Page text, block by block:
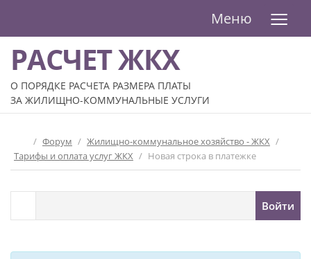
Меню ≡
РАСЧЕТ ЖКХ
О ПОРЯДКЕ РАСЧЕТА РАЗМЕРА ПЛАТЫ
ЗА ЖИЛИЩНО-КОММУНАЛЬНЫЕ УСЛУГИ
/ Форум / Жилищно-коммунальное хозяйство - ЖКХ /
Тарифы и оплата услуг ЖКХ / Новая строка в платежке
Войти